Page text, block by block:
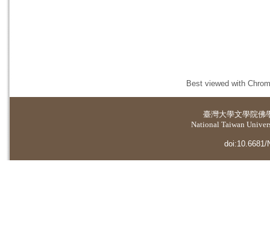
Best viewed with
臺灣大學文學院佛
National Taiwan
doi:10.6681/